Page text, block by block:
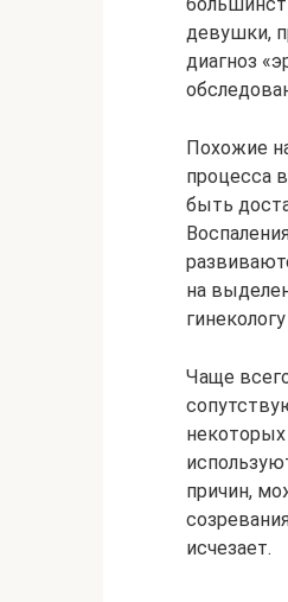
девушки,
диагноз
Похожие
процесса
быть
на
Чаще
причин,
исчезает.